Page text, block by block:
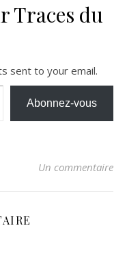
Traces du
sent to your email.
Abonnez-vous
Un commentaire